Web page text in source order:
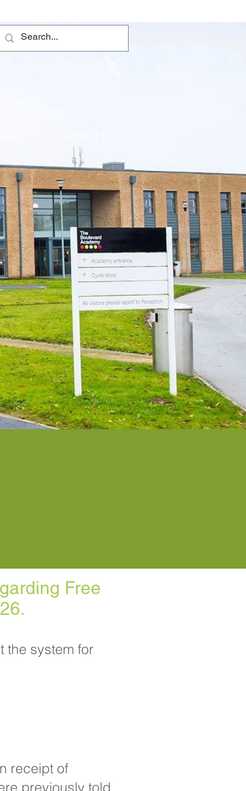
Free
the system for
receipt of
previously told